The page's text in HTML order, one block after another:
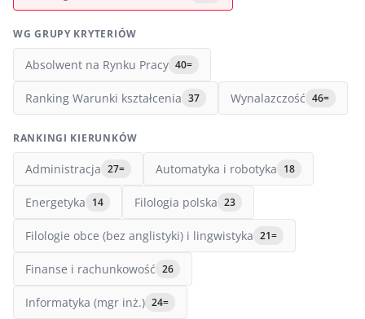
WG GRUPY KRYTERIÓW
Absolwent na Rynku Pracy 40=
Ranking Warunki kształcenia 37 Wynalazczość 46=
RANKINGI KIERUNKÓW
Administracja 27= Automatyka i robotyka 18
Energetyka 14 Filologia polska 23
Filologie obce (bez anglistyki) i lingwistyka 21=
Finanse i rachunkowość 26
Informatyka (mgr inż.) 24=